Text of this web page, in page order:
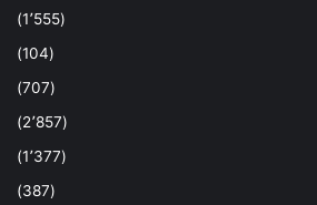
(1٬555)
(104)
(707)
(2٬857)
(1٬377)
(387)